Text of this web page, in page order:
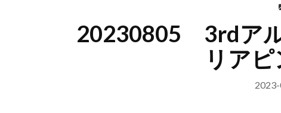
20230805 3rdア
リアピ